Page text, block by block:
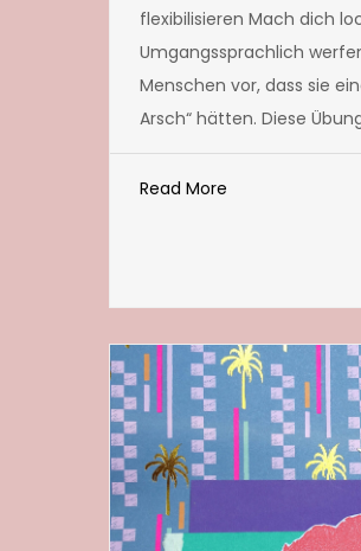
flexibilisieren Mach dich
Umgangssprachlich
Menschen vor, dass sie
Arsch“ hätten. Diese
Read More